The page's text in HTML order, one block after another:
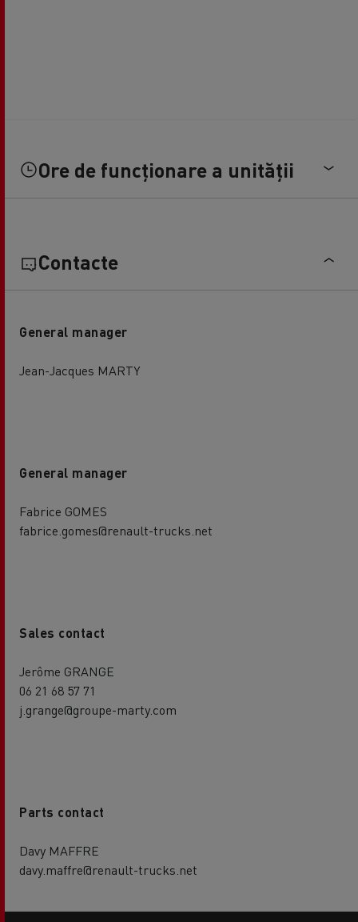
Ore de funcționare a unității
Contacte
General manager
Jean-Jacques MARTY
General manager
Fabrice GOMES
fabrice.gomes@renault-trucks.net
Sales contact
Jerôme GRANGE
06 21 68 57 71
j.grange@groupe-marty.com
Parts contact
Davy MAFFRE
davy.maffre@renault-trucks.net